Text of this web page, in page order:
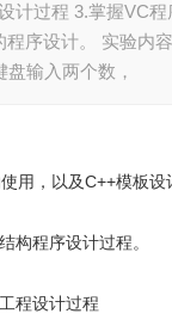
计过程 3.掌握VC程
序设计。 实验内
输入两个数，
用，以及C++模板设
构程序设计过程。
程设计过程